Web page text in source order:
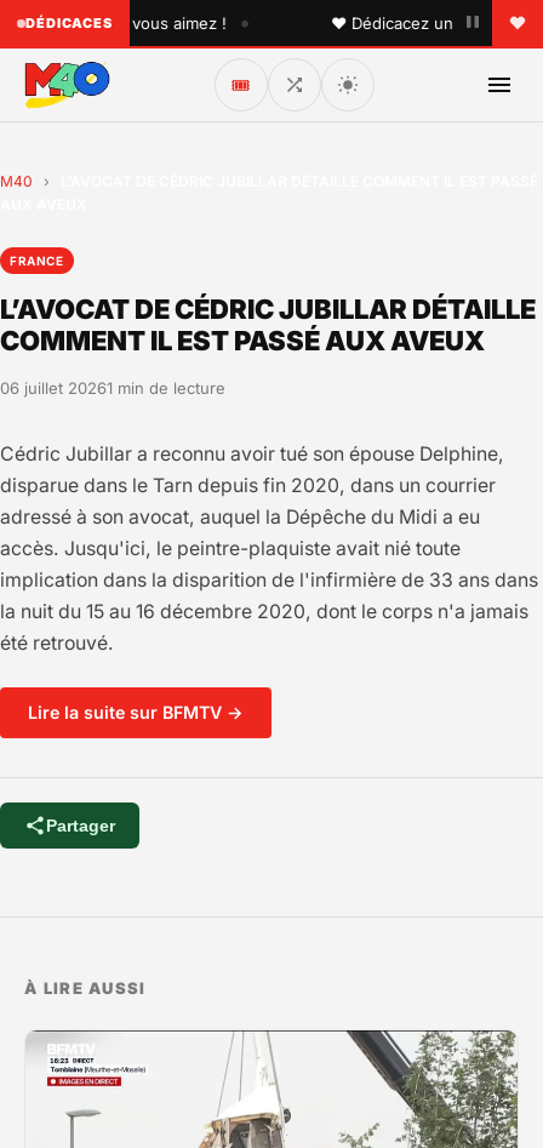
DÉDICACESque vous aimez ! • ♥ Dédicacez un titre à vos
🎟️
M40 ›
FRANCE
L’AVOCAT DE CÉDRIC JUBILLAR DÉTAILLE
COMMENT IL EST PASSÉ AUX AVEUX
06 juillet 20261 min de lecture
Cédric Jubillar a reconnu avoir tué son épouse Delphine,
disparue dans le Tarn depuis fin 2020, dans un courrier
adressé à son avocat, auquel la Dépêche du Midi a eu
accès. Jusqu'ici, le peintre-plaquiste avait nié toute
implication dans la disparition de l'infirmière de 33 ans dans
la nuit du 15 au 16 décembre 2020, dont le corps n'a jamais
été retrouvé.
Lire la suite sur BFMTV →
Partager
À LIRE AUSSI